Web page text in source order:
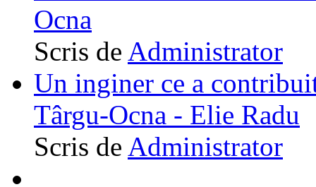
Ocna
Scris de Administrator
Un inginer ce a
Târgu-Ocna - Elie Radu
Scris de Administrator